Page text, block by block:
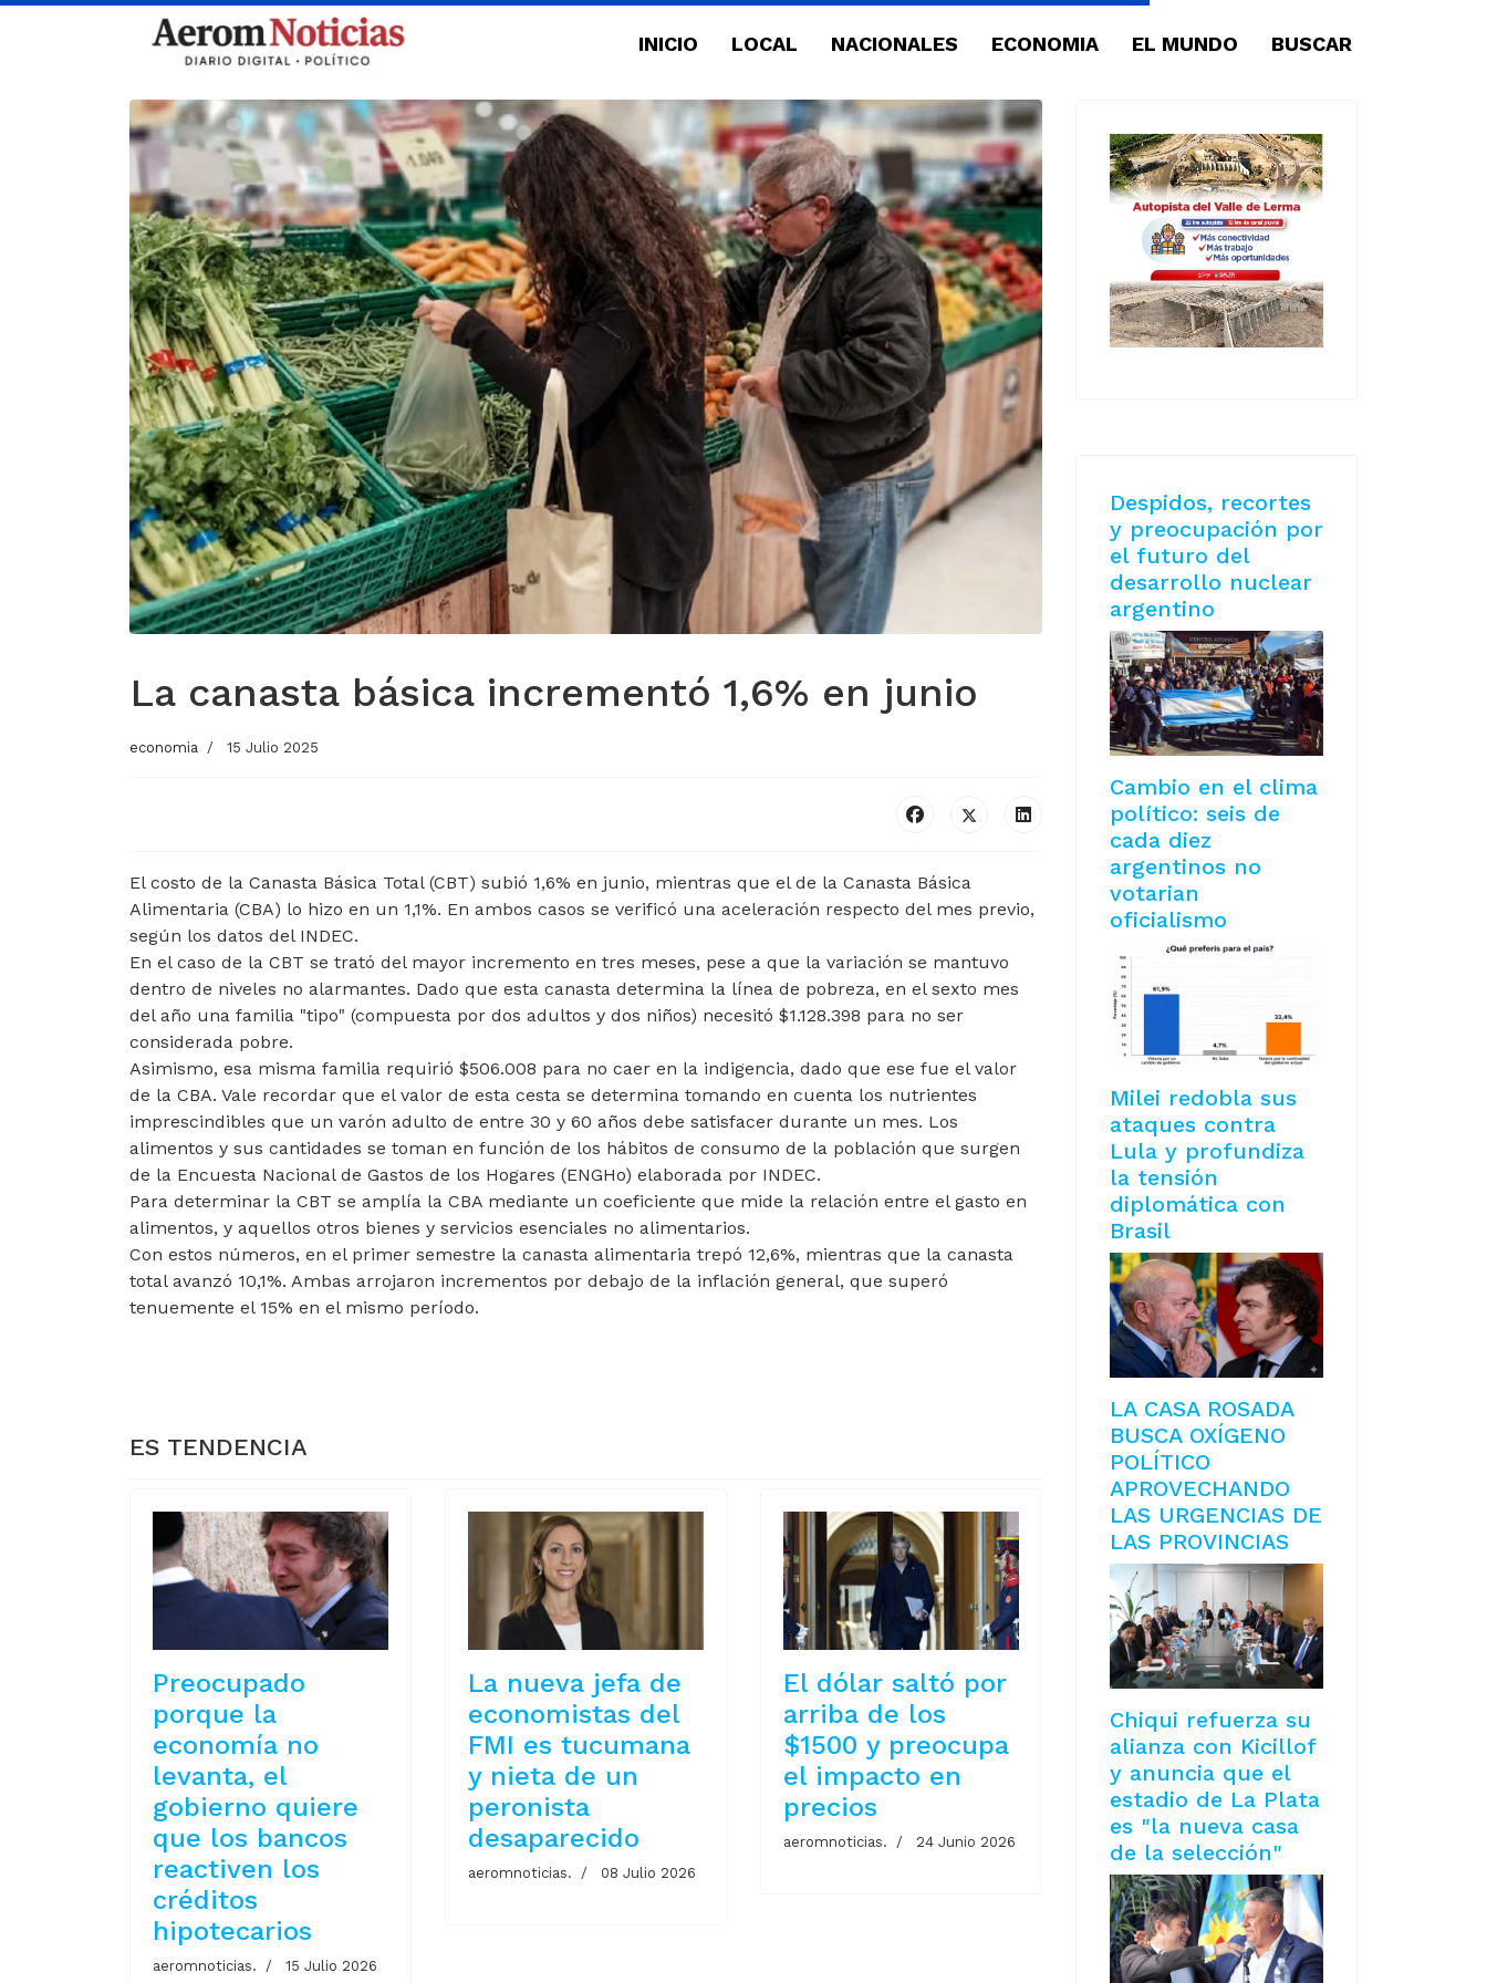
INICIO LOCAL NACIONALES ECONOMIA EL MUNDO BUSCAR
La canasta básica incrementó 1,6% en junio
economia 15 Julio 2025
El costo de la Canasta Básica Total (CBT) subió 1,6% en junio, mientras que el de la Canasta Básica
Alimentaria (CBA) lo hizo en un 1,1%. En ambos casos se verificó una aceleración respecto del mes previo,
según los datos del INDEC.
En el caso de la CBT se trató del mayor incremento en tres meses, pese a que la variación se mantuvo
dentro de niveles no alarmantes. Dado que esta canasta determina la línea de pobreza, en el sexto mes
del año una familia "tipo" (compuesta por dos adultos y dos niños) necesitó $1.128.398 para no ser
considerada pobre.
Asimismo, esa misma familia requirió $506.008 para no caer en la indigencia, dado que ese fue el valor
de la CBA. Vale recordar que el valor de esta cesta se determina tomando en cuenta los nutrientes
imprescindibles que un varón adulto de entre 30 y 60 años debe satisfacer durante un mes. Los
alimentos y sus cantidades se toman en función de los hábitos de consumo de la población que surgen
de la Encuesta Nacional de Gastos de los Hogares (ENGHo) elaborada por INDEC.
Para determinar la CBT se amplía la CBA mediante un coeficiente que mide la relación entre el gasto en
alimentos, y aquellos otros bienes y servicios esenciales no alimentarios.
Con estos números, en el primer semestre la canasta alimentaria trepó 12,6%, mientras que la canasta
total avanzó 10,1%. Ambas arrojaron incrementos por debajo de la inflación general, que superó
tenuemente el 15% en el mismo período.
ARTÍCULO SIGUIENTE: BANCARIOS ACORDARON NUEVO AUMENTO SALARIAL
ES TENDENCIA
Preocupado
porque la
economía no
levanta, el
gobierno quiere
que los bancos
reactiven los
créditos
hipotecarios
aeromnoticias. 15 Julio 2026
La nueva jefa de
economistas del
FMI es tucumana
y nieta de un
peronista
desaparecido
aeromnoticias. 08 Julio 2026
El dólar saltó por
arriba de los
$1500 y preocupa
el impacto en
precios
aeromnoticias. 24 Junio 2026
Despidos, recortes
y preocupación por
el futuro del
desarrollo nuclear
argentino
Cambio en el clima
político: seis de
cada diez
argentinos no
votarian
oficialismo
Milei redobla sus
ataques contra
Lula y profundiza
la tensión
diplomática con
Brasil
LA CASA ROSADA
BUSCA OXÍGENO
POLÍTICO
APROVECHANDO
LAS URGENCIAS DE
LAS PROVINCIAS
Chiqui refuerza su
alianza con Kicillof
y anuncia que el
estadio de La Plata
es "la nueva casa
de la selección"